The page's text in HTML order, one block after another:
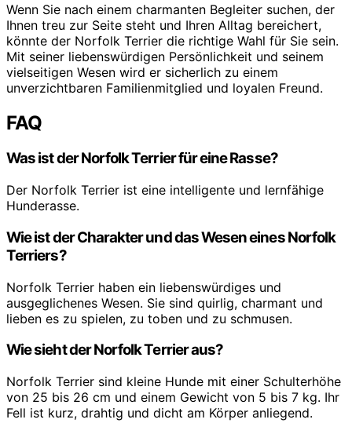
Wenn Sie nach einem charmanten Begleiter suchen, der
Ihnen treu zur Seite steht und Ihren Alltag bereichert,
könnte der Norfolk Terrier die richtige Wahl für Sie sein.
Mit seiner liebenswürdigen Persönlichkeit und seinem
vielseitigen Wesen wird er sicherlich zu einem
unverzichtbaren Familienmitglied und loyalen Freund.
FAQ
Was ist der Norfolk Terrier für eine Rasse?
Der Norfolk Terrier ist eine intelligente und lernfähige
Hunderasse.
Wie ist der Charakter und das Wesen eines Norfolk
Terriers?
Norfolk Terrier haben ein liebenswürdiges und
ausgeglichenes Wesen. Sie sind quirlig, charmant und
lieben es zu spielen, zu toben und zu schmusen.
Wie sieht der Norfolk Terrier aus?
Norfolk Terrier sind kleine Hunde mit einer Schulterhöhe
von 25 bis 26 cm und einem Gewicht von 5 bis 7 kg. Ihr
Fell ist kurz, drahtig und dicht am Körper anliegend.